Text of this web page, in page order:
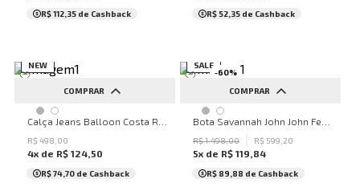
R$ 112,35 de Cashback R$ 52,35 de Cashback
NEW
COMPRAR
32 34 36 38
40
42
...
R$ 498 00
4x de R$ 124,50
R$ 74,70 de Cashback
SALE
-60%
COMPRAR
34 35 36 37
38
39
40
R$1.498,00 R$ 599 20
5x de R$ 119,84
R$ 89,88 de Cashback